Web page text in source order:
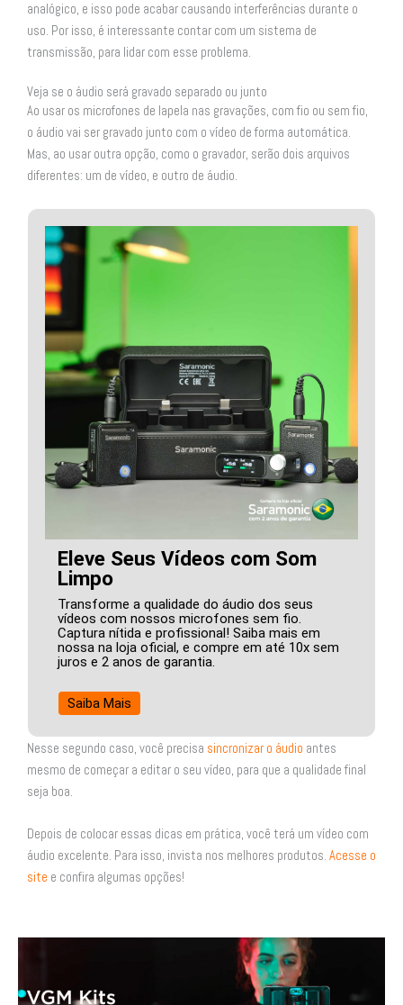
analógico, e isso pode acabar causando interferências durante o
uso. Por isso, é interessante contar com um sistema de
transmissão, para lidar com esse problema.
Veja se o áudio será gravado separado ou junto
Ao usar os microfones de lapela nas gravações, com fio ou sem fio,
o áudio vai ser gravado junto com o vídeo de forma automática.
Mas, ao usar outra opção, como o gravador, serão dois arquivos
diferentes: um de vídeo, e outro de áudio.
Eleve Seus Vídeos com Som
Limpo
Transforme a qualidade do áudio dos seus
vídeos com nossos microfones sem fio.
Captura nítida e profissional! Saiba mais em
nossa na loja oficial, e compre em até 10x sem
juros e 2 anos de garantia.
Saiba Mais
Nesse segundo caso, você precisa sincronizar o áudio antes
mesmo de começar a editar o seu vídeo, para que a qualidade final
seja boa.
Depois de colocar essas dicas em prática, você terá um vídeo com
áudio excelente. Para isso, invista nos melhores produtos. Acesse o
site e confira algumas opções!